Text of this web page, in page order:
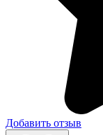
Добавить отзыв